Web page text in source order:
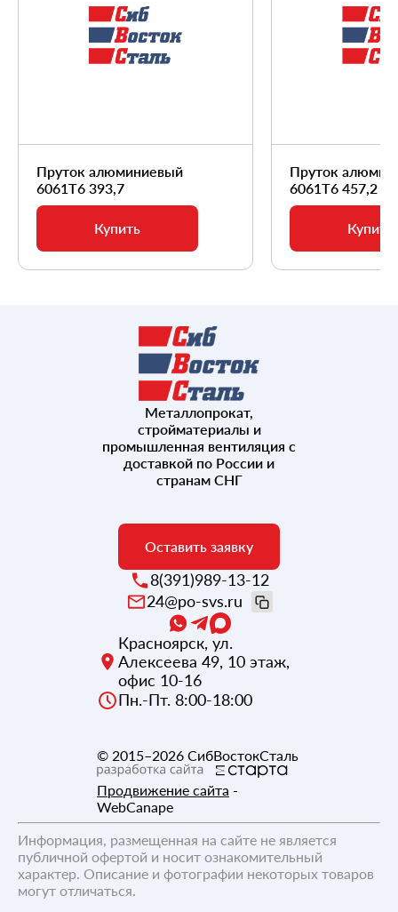
Пруток алюминиевый
6061Т6 393,7
Купить
Пруток
6061Т6 457,2
Купить
Металлопрокат,
стройматериалы и
промышленная вентиляция с
доставкой по России и
странам СНГ
Оставить заявку
8(391)989-13-12
24@po-svs.ru
Красноярск, ул.
Алексеева 49, 10 этаж,
офис 10-16
Пн.-Пт. 8:00-18:00
© 2015–2026 СибВостокСталь
Продвижение сайта -
WebCanape
Информация, размещенная на сайте не является
публичной офертой и носит ознакомительный
характер. Описание и фотографии некоторых товаров
могут отличаться.